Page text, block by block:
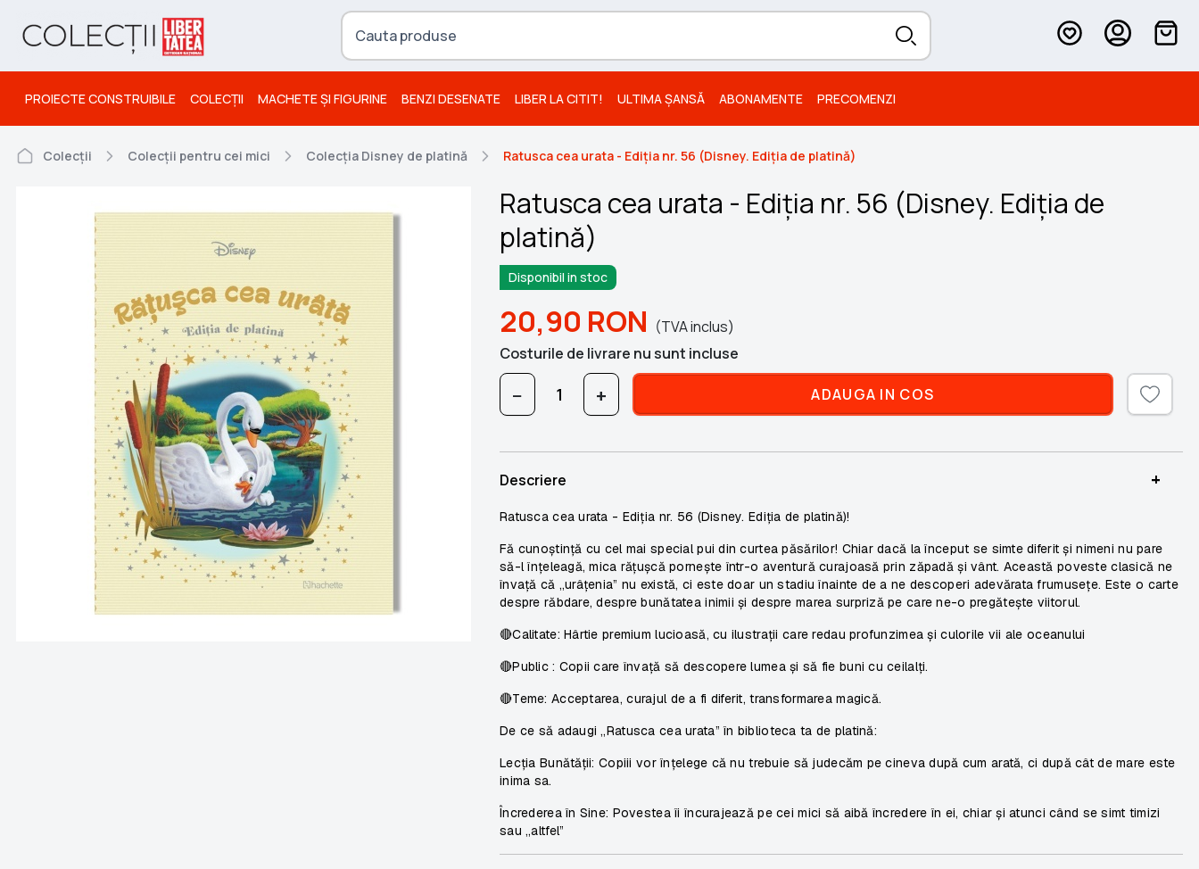
PROIECTE CONSTRUIBILE COLECȚII MACHETE ȘI FIGURINE BENZI DESENATE LIBER LA CITIT! ULTIMA ȘANSĂ ABONAMENTE PRECOMENZI
Colecții Colecții pentru cei mici Colecția Disney de platină Ratusca cea urata - Ediția nr. 56 (Disney. Ediția de platină)
Ratusca cea urata - Ediția nr. 56 (Disney. Ediția de
platină)
Disponibil in stoc
20,90 RON (TVA inclus)
Costurile de livrare nu sunt incluse
− + ADAUGA IN COS
Descriere +
Ratusca cea urata - Ediția nr. 56 (Disney. Ediția de platină)!
Fă cunoștință cu cel mai special pui din curtea păsărilor! Chiar dacă la început se simte diferit și nimeni nu pare
să-l înțeleagă, mica rățușcă pornește într-o aventură curajoasă prin zăpadă și vânt. Această poveste clasică ne
învață că „urâțenia” nu există, ci este doar un stadiu înainte de a ne descoperi adevărata frumusețe. Este o carte
despre răbdare, despre bunătatea inimii și despre marea surpriză pe care ne-o pregătește viitorul.
🔴Calitate: Hârtie premium lucioasă, cu ilustrații care redau profunzimea și culorile vii ale oceanului
🔴Public : Copii care învață să descopere lumea și să fie buni cu ceilalți.
🔴Teme: Acceptarea, curajul de a fi diferit, transformarea magică.
De ce să adaugi „Ratusca cea urata” în biblioteca ta de platină:
Lecția Bunătății: Copiii vor înțelege că nu trebuie să judecăm pe cineva după cum arată, ci după cât de mare este
inima sa.
Încrederea în Sine: Povestea îi încurajează pe cei mici să aibă încredere în ei, chiar și atunci când se simt timizi
sau „altfel”